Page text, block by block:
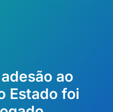
ao
Estado foi